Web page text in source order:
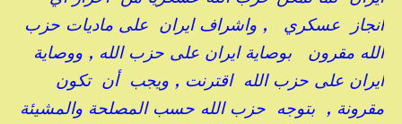
انجاز عسكري , واشراف ايران على ماديات حزب
الله مقرون بوصاية ايران على حزب الله , ووصاية
ايران على حزب الله اقترنت , ويجب أن تكون
مقرونة , بتوجه حزب الله حسب المصلحة والمشيئة